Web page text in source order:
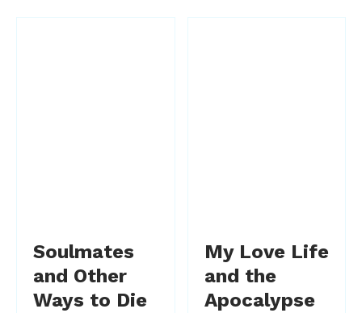
Soulmates
and Other
Ways to Die
My Love Life
and the
Apocalypse